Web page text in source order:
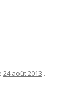
24 août 2013 .